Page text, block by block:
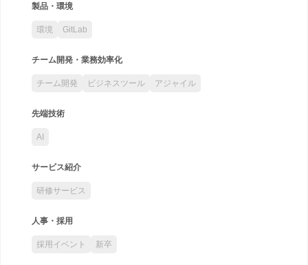
製品・環境
環境 GitLab
チーム開発・業務効率化
チーム開発 ビジネスツール アジャイル
先端技術
AI
サービス紹介
研修サービス
人事・採用
採用イベント 新卒